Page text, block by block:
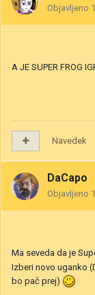
Objavljeno
A JE SUPER FROG
Navedek
DaCapo
Objavljeno
Ma seveda da je
Izberi novo uganko
bo pač prej)